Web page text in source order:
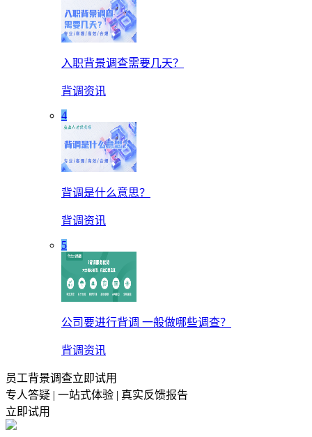
入职背景调查需要几天？
背调资讯
4
背调是什么意思？
背调资讯
5
公司要进行背调 一般做哪些调查？
背调资讯
员工背景调查立即试用
专人答疑 | 一站式体验 | 真实反馈报告
立即试用